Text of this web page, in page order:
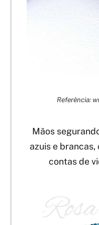
Referência:
Mãos
azuis e
contas de